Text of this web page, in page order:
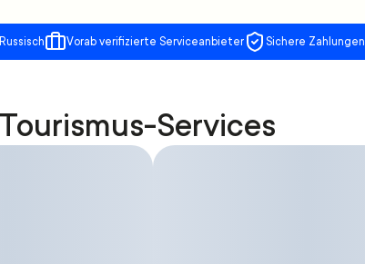
Vorab verifizierte Serviceanbieter Sichere Zahlungen
Services